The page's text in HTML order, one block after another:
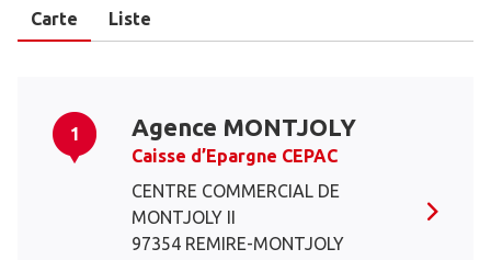
Carte Liste
1 Agence MONTJOLY
Caisse d’Epargne CEPAC
CENTRE COMMERCIAL DE
MONTJOLY II
97354 REMIRE-MONTJOLY